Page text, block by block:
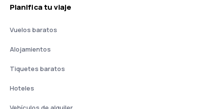
Planifica tu viaje
Vuelos baratos
Alojamientos
Tiquetes baratos
Hoteles